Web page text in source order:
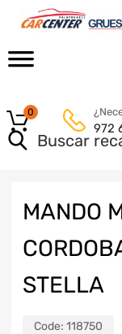
972
0
MANDO
STELLA
Code: 118750